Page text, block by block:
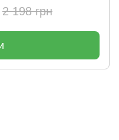
2 198 грн